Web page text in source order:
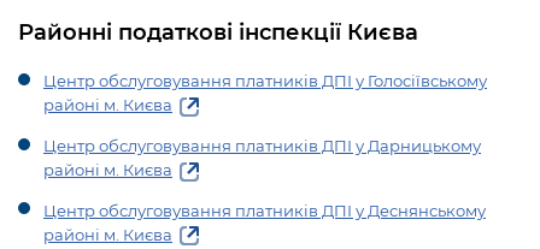
Київська міська військова адміністрація
Міський застосунок Київ Цифровий
Важливе під час воєнного стану
Районні податкові інспекції Києва
Центр обслуговування платників ДПІ у Голосіївському
районі м. Києва
Центр обслуговування платників ДПІ у Дарницькому
районі м. Києва
Центр обслуговування платників ДПІ у Деснянському
районі м. Києва